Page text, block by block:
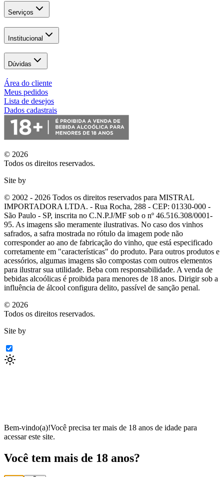
Serviços
Institucional
Dúvidas
Área do cliente
Meus pedidos
Lista de desejos
Dados cadastrais
© 2026
Todos os direitos reservados.
Site by
© 2002 - 2026 Todos os direitos reservados para MISTRAL
IMPORTADORA LTDA. - Rua Rocha, 288 - CEP: 01330-000 -
São Paulo - SP, inscrita no C.N.P.J/MF sob o nº 46.516.308/0001-
95. As imagens são meramente ilustrativas. No caso dos vinhos
safrados, a safra mostrada no rótulo da imagem pode não
corresponder ao ano de fabricação do vinho, que está especificado
corretamente em "características" do produto. Para outros produtos e
acessórios, algumas imagens são compostas com outros elementos
para ilustrar sua utilidade. Beba com responsabilidade. A venda de
bebidas alcoólicas é proibida para menores de 18 anos. Dirigir sob a
influência de álcool configura delito, passível de sanção penal.
© 2026
Todos os direitos reservados.
Site by
Bem-vindo(a)!Você precisa ter mais de 18 anos de idade para
acessar este site.
Você tem mais de 18 anos?